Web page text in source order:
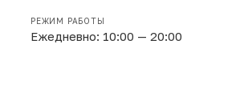
РЕЖИМ РАБОТЫ
Ежедневно: 10:00 — 20:00